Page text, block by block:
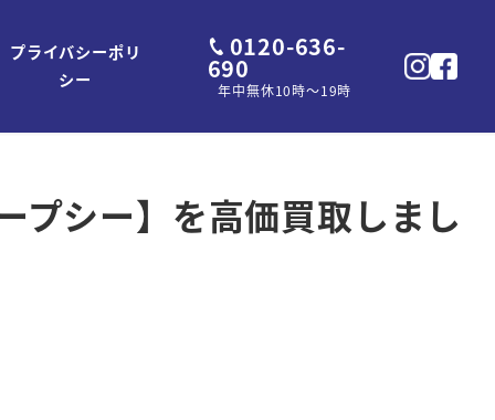
プライバシーポリ
シー
0120-636-
690
年中無休10時～19時
プシー】を高価買取しまし